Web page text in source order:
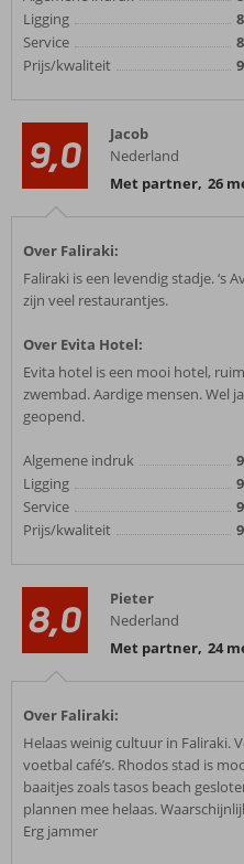
Ligging
8
Service
8
Prijs/kwaliteit
9
9,0
Jacob
Nederland
Met partner, 26
Over Faliraki:
Faliraki is een levendig stadje. ‘s
zijn veel restaurantjes.
Over Evita Hotel:
Evita hotel is een mooi hotel,
zwembad. Aardige mensen. Wel
geopend.
Algemene indruk
9
Ligging
9
Service
9
Prijs/kwaliteit
9
8,0
Pieter
Nederland
Met partner, 24
Over Faliraki:
Helaas weinig cultuur in Faliraki.
voetbal café’s. Rhodos stad is
baaitjes zoals tasos beach
plannen mee helaas.
Erg jammer